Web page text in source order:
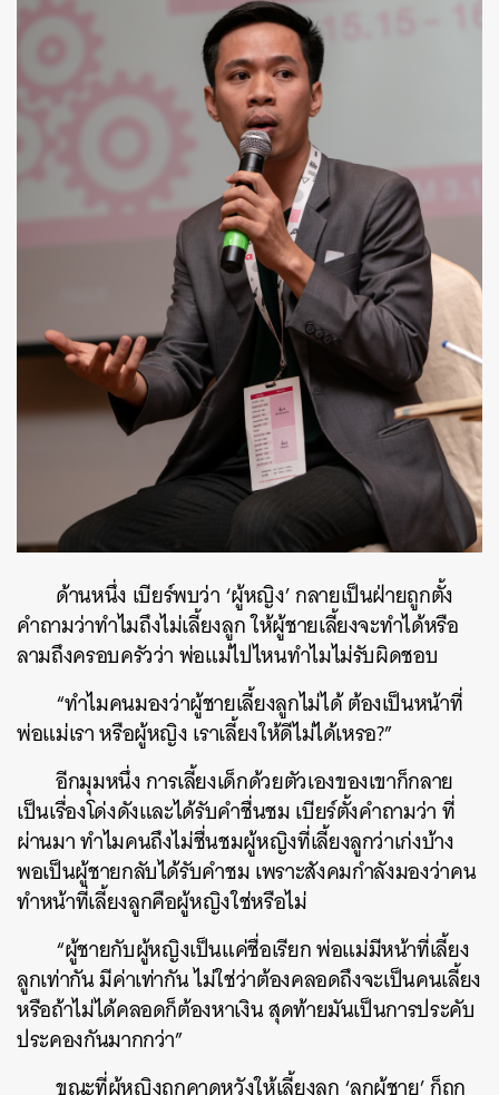
ด้านหนึ่ง เบียร์พบว่า ‘ผู้หญิง’ กลายเป็นฝ่ายถูกตั้ง
คำถามว่าทำไมถึงไม่เลี้ยงลูก ให้ผู้ชายเลี้ยงจะทำได้หรือ
ลามถึงครอบครัวว่า พ่อแม่ไปไหนทำไมไม่รับผิดชอบ
“ทำไมคนมองว่าผู้ชายเลี้ยงลูกไม่ได้ ต้องเป็นหน้าที่
พ่อแม่เรา หรือผู้หญิง เราเลี้ยงให้ดีไม่ได้เหรอ?”
อีกมุมหนึ่ง การเลี้ยงเด็กด้วยตัวเองของเขาก็กลาย
เป็นเรื่องโด่งดังและได้รับคำชื่นชม เบียร์ตั้งคำถามว่า ที่
ผ่านมา ทำไมคนถึงไม่ชื่นชมผู้หญิงที่เลี้ยงลูกว่าเก่งบ้าง
พอเป็นผู้ชายกลับได้รับคำชม เพราะสังคมกำลังมองว่าคน
ทำหน้าที่เลี้ยงลูกคือผู้หญิงใช่หรือไม่
“ผู้ชายกับผู้หญิงเป็นแค่ชื่อเรียก พ่อแม่มีหน้าที่เลี้ยง
ลูกเท่ากัน มีค่าเท่ากัน ไม่ใช่ว่าต้องคลอดถึงจะเป็นคนเลี้ยง
หรือถ้าไม่ได้คลอดก็ต้องหาเงิน สุดท้ายมันเป็นการประคับ
ประคองกันมากกว่า”
ขณะที่ผู้หญิงถูกคาดหวังให้เลี้ยงลูก ‘ลูกผู้ชาย’ ก็ถูก